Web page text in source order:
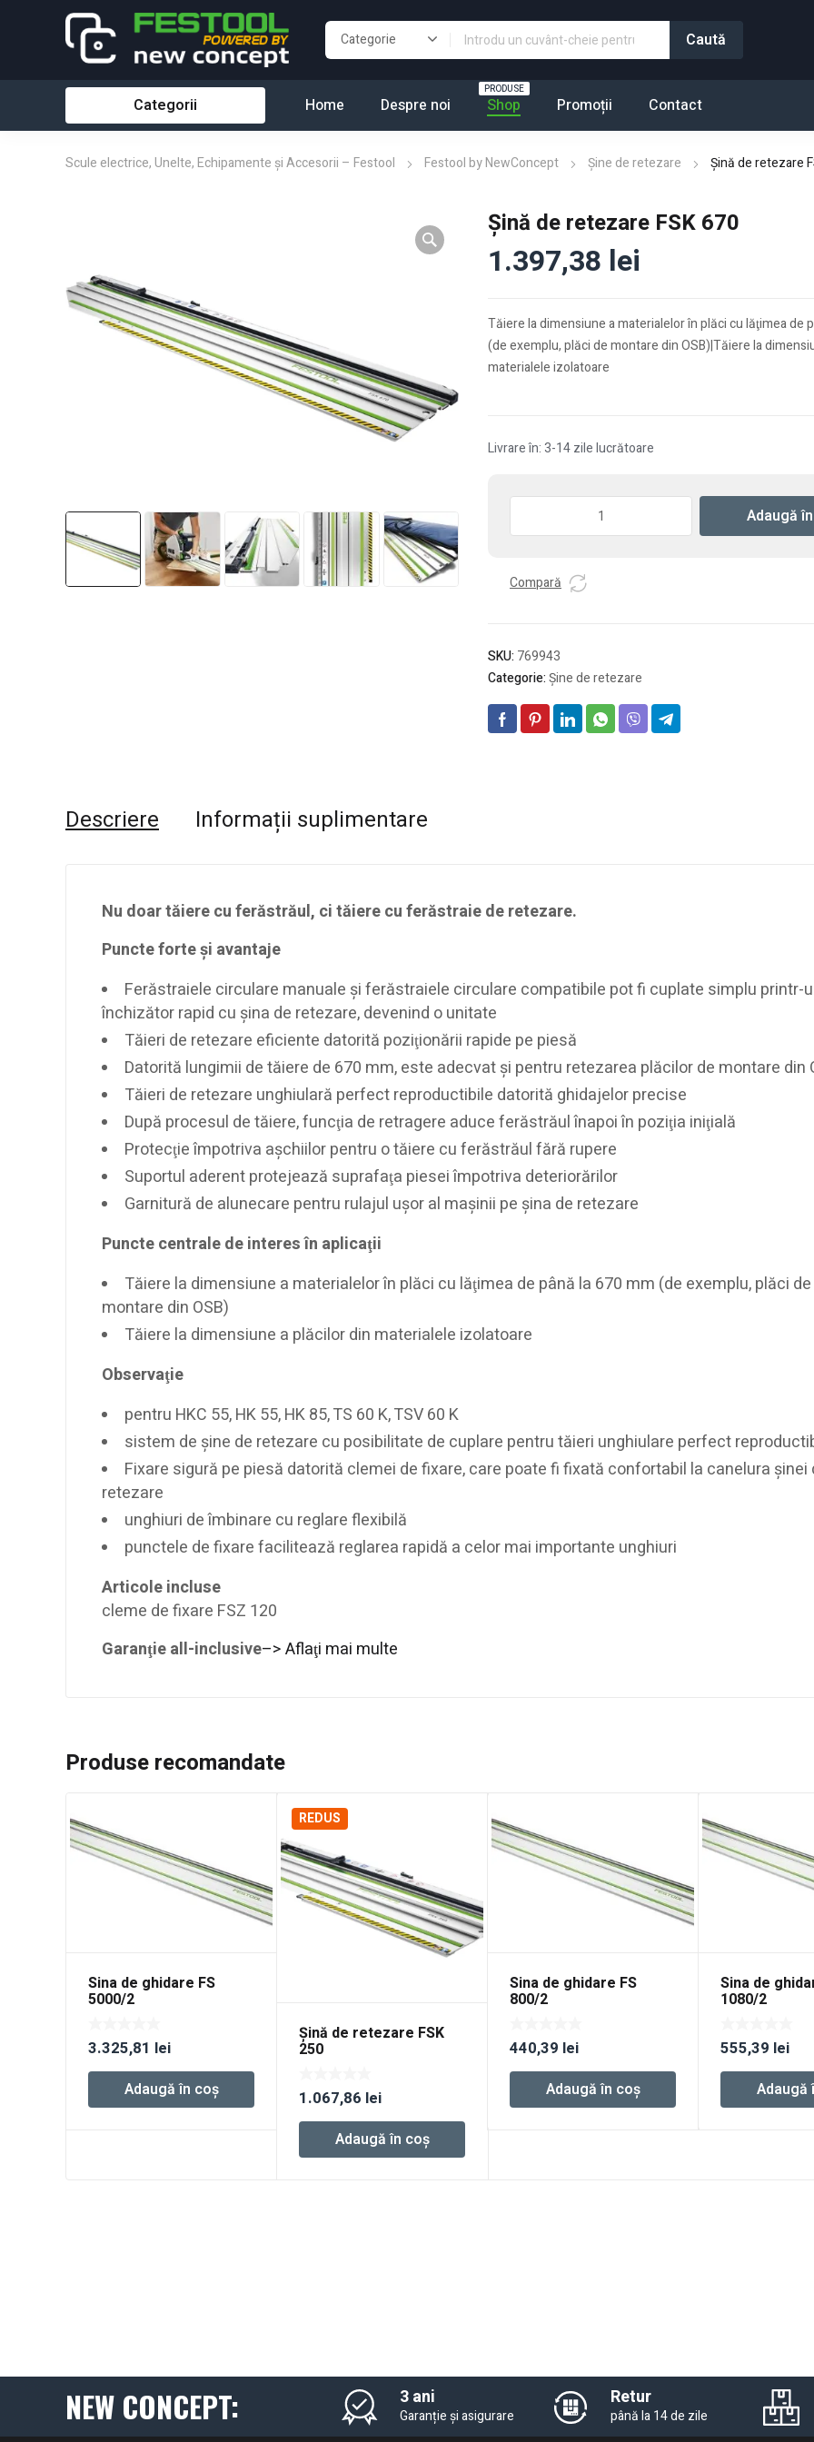
Categorii Home Despre noi Shop
PRODUSE
Promoții Contact
Scule electrice, Unelte, Echipamente și Accesorii – Festool Festool by NewConcept Şine de retezare Şină de retezare
Şină de retezare FSK 670
1.397,38 lei
Tăiere la dimensiune a materialelor în plăci cu lăţimea de
(de exemplu, plăci de montare din OSB)|Tăiere la
materialele izolatoare
Livrare în: 3-14 zile lucrătoare
FSK
Adaugă
Compară
SKU: 769943
Categorie:Şine de retezare
Descriere Informații suplimentare
Nu doar tăiere cu ferăstrăul, ci tăiere cu ferăstraie de retezare.
Puncte forte şi avantaje
Ferăstraiele circulare manuale şi ferăstraiele circulare compatibile pot fi cuplate simplu printr-
închizător rapid cu şina de retezare, devenind o unitate
Tăieri de retezare eficiente datorită poziţionării rapide pe piesă
Datorită lungimii de tăiere de 670 mm, este adecvat şi pentru retezarea plăcilor de montare din
Tăieri de retezare unghiulară perfect reproductibile datorită ghidajelor precise
După procesul de tăiere, funcţia de retragere aduce ferăstrăul înapoi în poziţia iniţială
Protecţie împotriva aşchiilor pentru o tăiere cu ferăstrăul fără rupere
Suportul aderent protejează suprafaţa piesei împotriva deteriorărilor
Garnitură de alunecare pentru rulajul uşor al maşinii pe şina de retezare
Puncte centrale de interes în aplicaţii
Tăiere la dimensiune a materialelor în plăci cu lăţimea de până la 670 mm (de exemplu, plăci de
montare din OSB)
Tăiere la dimensiune a plăcilor din materialele izolatoare
Observaţie
pentru HKC 55, HK 55, HK 85, TS 60 K, TSV 60 K
sistem de şine de retezare cu posibilitate de cuplare pentru tăieri unghiulare perfect
Fixare sigură pe piesă datorită clemei de fixare, care poate fi fixată confortabil la canelura şinei
retezare
unghiuri de îmbinare cu reglare flexibilă
punctele de fixare facilitează reglarea rapidă a celor mai importante unghiuri
Articole incluse
cleme de fixare FSZ 120
Garanţie all-inclusive–> Aflaţi mai multe
Produse recomandate
Sina de ghidare FS
5000/2
3.325,81 lei
Adaugă în coș
REDUS
Şină de retezare FSK
250
1.067,86 lei
Adaugă în coș
Sina de ghidare FS
800/2
440,39 lei
Adaugă în coș
Sina de
1080/2
555,39 lei
Adaugă
NEW CONCEPT: 3 ani
Garanție și asigurare
Retur
până la 14 de zile